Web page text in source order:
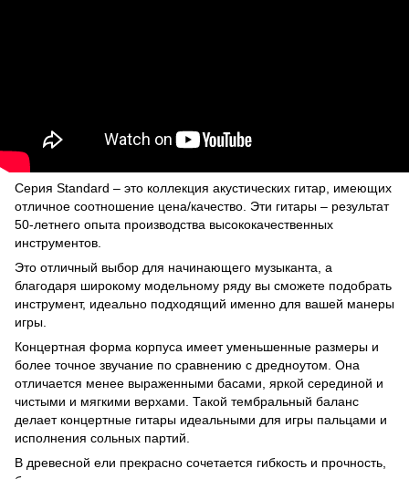
Серия Standard – это коллекция акустических гитар, имеющих
отличное соотношение цена/качество. Эти гитары – результат
50-летнего опыта производства высококачественных
инструментов.
Это отличный выбор для начинающего музыканта, а
благодаря широкому модельному ряду вы сможете подобрать
инструмент, идеально подходящий именно для вашей манеры
игры.
Концертная форма корпуса имеет уменьшенные размеры и
более точное звучание по сравнению с дредноутом. Она
отличается менее выраженными басами, яркой серединой и
чистыми и мягкими верхами. Такой тембральный баланс
делает концертные гитары идеальными для игры пальцами и
исполнения сольных партий.
В древесной ели прекрасно сочетается гибкость и прочность,